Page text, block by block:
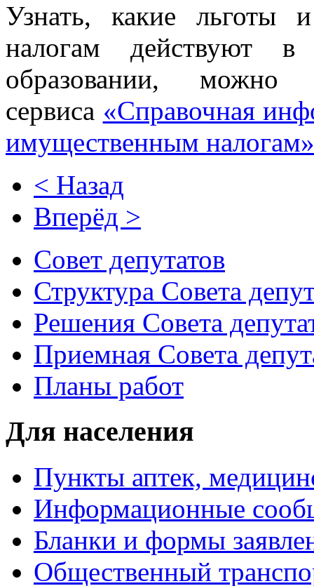
Узнать, какие льготы
налогам действуют в
образовании,
сервиса «Справочная
имущественным налогам»
< Назад
Вперёд >
Совет депутатов
Структура Совета
Решения Совета
Приемная Совета
Планы работ
Для населения
Пункты аптек,
Информационные
Бланки и формы
Общественный